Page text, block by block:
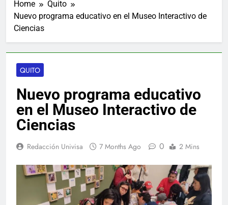
Home
Quito
Nuevo programa educativo en el Museo Interactivo de
Ciencias
QUITO
Nuevo programa educativo
en el Museo Interactivo de
Ciencias
Redacción Univisa 7 Months Ago 0 2 Mins